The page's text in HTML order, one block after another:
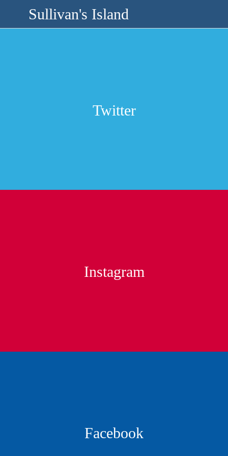
Sullivan's Island
Twitter
Instagram
Facebook